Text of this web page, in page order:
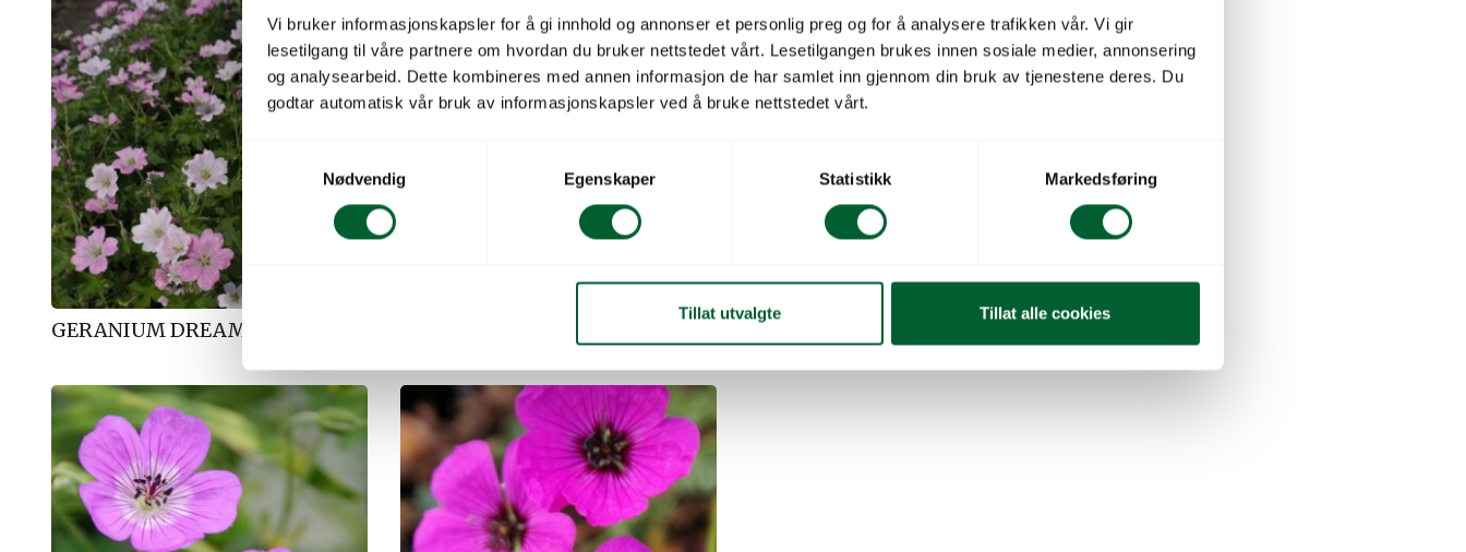
Vi bruker informasjonskapsler for å gi innhold og annonser et personlig preg og for å analysere trafikken vår. Vi gir
lesetilgang til våre partnere om hvordan du bruker nettstedet vårt. Lesetilgangen brukes innen sosiale medier, annonsering
og analysearbeid. Dette kombineres med annen informasjon de har samlet inn gjennom din bruk av tjenestene deres. Du
godtar automatisk vår bruk av informasjonskapsler ved å bruke nettstedet vårt.
S
a
y
k
k
e
v
a
l
g
Nødvendig Egenskaper Statistikk Markedsføring
Tillat utvalgte Tillat alle cookies
GERANIUM DREAMLAND